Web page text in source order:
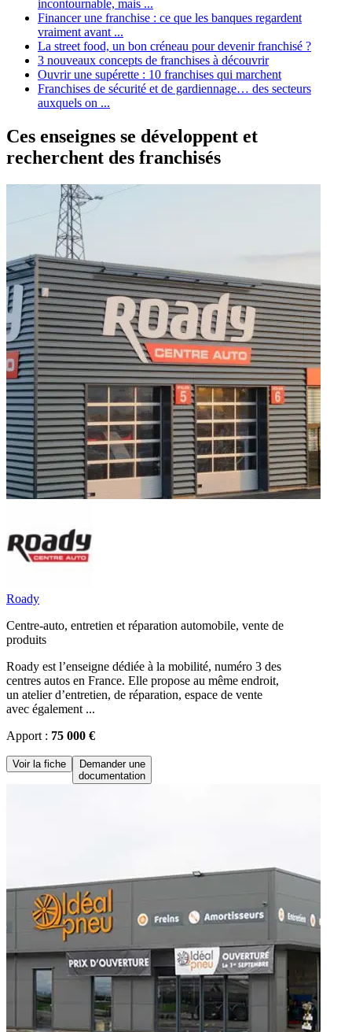
incontournable, mais ...
Financer une franchise : ce que les banques regardent
vraiment avant ...
La street food, un bon créneau pour devenir franchisé ?
3 nouveaux concepts de franchises à découvrir
Ouvrir une supérette : 10 franchises qui marchent
Franchises de sécurité et de gardiennage… des secteurs
auxquels on ...
Ces enseignes se développent et
recherchent des franchisés
Roady
Centre-auto, entretien et réparation automobile, vente de
produits
Roady est l’enseigne dédiée à la mobilité, numéro 3 des
centres autos en France. Elle propose au même endroit,
un atelier d’entretien, de réparation, espace de vente
avec également ...
Apport : 75 000 €
Voir la fiche
Demander une
documentation